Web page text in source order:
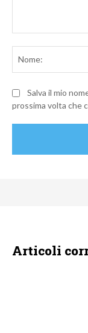
Salva il mio
prossima volta che
Articoli